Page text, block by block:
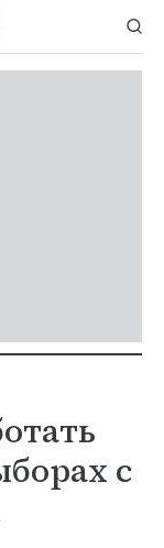
с